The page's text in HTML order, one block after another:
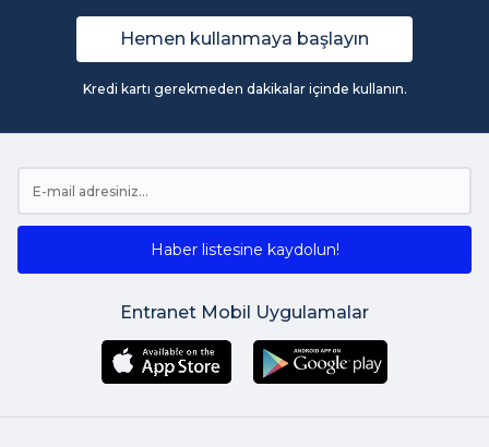
Hemen kullanmaya başlayın
Kredi kartı gerekmeden dakikalar içinde kullanın.
Haber listesine kaydolun!
Entranet Mobil Uygulamalar